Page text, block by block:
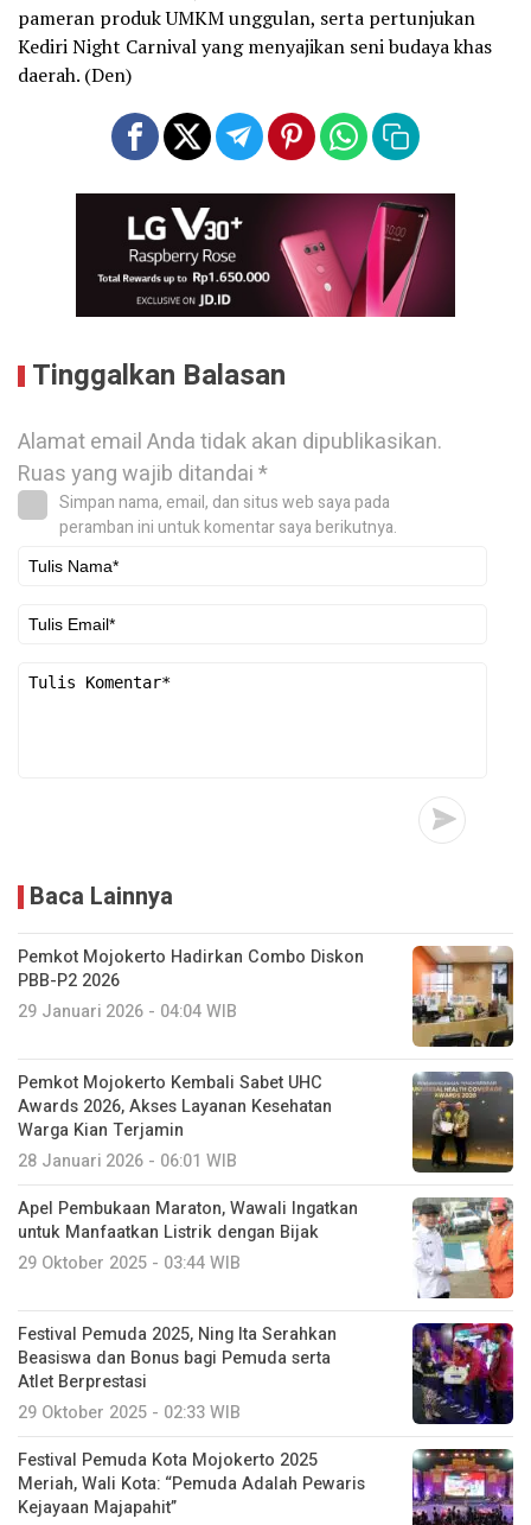
pameran produk UMKM unggulan, serta pertunjukan
Kediri Night Carnival yang menyajikan seni budaya khas
daerah. (Den)
Tinggalkan Balasan
Alamat email Anda tidak akan dipublikasikan.
Ruas yang wajib ditandai*
Simpan nama, email, dan situs web saya pada
peramban ini untuk komentar saya berikutnya.
Baca Lainnya
Pemkot Mojokerto Hadirkan Combo Diskon
PBB-P2 2026
29 Januari 2026 - 04:04 WIB
Pemkot Mojokerto Kembali Sabet UHC
Awards 2026, Akses Layanan Kesehatan
Warga Kian Terjamin
28 Januari 2026 - 06:01 WIB
Apel Pembukaan Maraton, Wawali Ingatkan
untuk Manfaatkan Listrik dengan Bijak
29 Oktober 2025 - 03:44 WIB
Festival Pemuda 2025, Ning Ita Serahkan
Beasiswa dan Bonus bagi Pemuda serta
Atlet Berprestasi
29 Oktober 2025 - 02:33 WIB
Festival Pemuda Kota Mojokerto 2025
Meriah, Wali Kota: “Pemuda Adalah Pewaris
Kejayaan Majapahit”